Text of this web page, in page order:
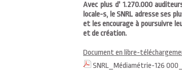
Avec plus d' 1.270.000
locale-s, le SNRL adresse ses
et les encourage à poursuivre
et de création.
Document en libre-
SNRL_Médiamétrie-126